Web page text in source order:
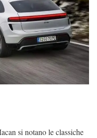
si notano le classiche